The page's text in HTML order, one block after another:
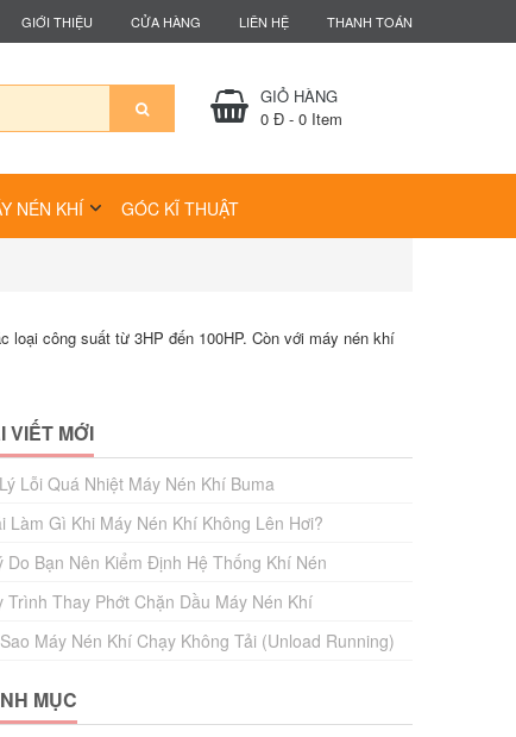
GIỚI THIỆU CỬA HÀNG LIÊN HỆ THANH TOÁN
GIỎ HÀNG
0 Đ - 0 Item
NÉN KHÍ GÓC KĨ THUẬT
công suất từ 3HP đến 100HP. Còn với máy nén khí
VIẾT MỚI
Lỗi Quá Nhiệt Máy Nén Khí Buma
Làm Gì Khi Máy Nén Khí Không Lên Hơi?
Do Bạn Nên Kiểm Định Hệ Thống Khí Nén
Trình Thay Phớt Chặn Dầu Máy Nén Khí
Máy Nén Khí Chạy Không Tải (Unload Running)
MỤC